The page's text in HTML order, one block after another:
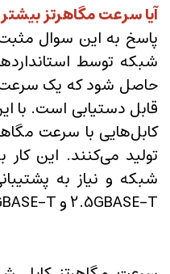
آیا سرعت مگاهرتز
پاسخ به این سوال
شبکه توسط
حاصل شود که یک
قابل دستیابی است. با
کابل‌هایی با سرعت
تولید می‌کنند. این
شبکه و نیاز به
2.5GBASE-T و 5GBASE-T انجام می‌شود.